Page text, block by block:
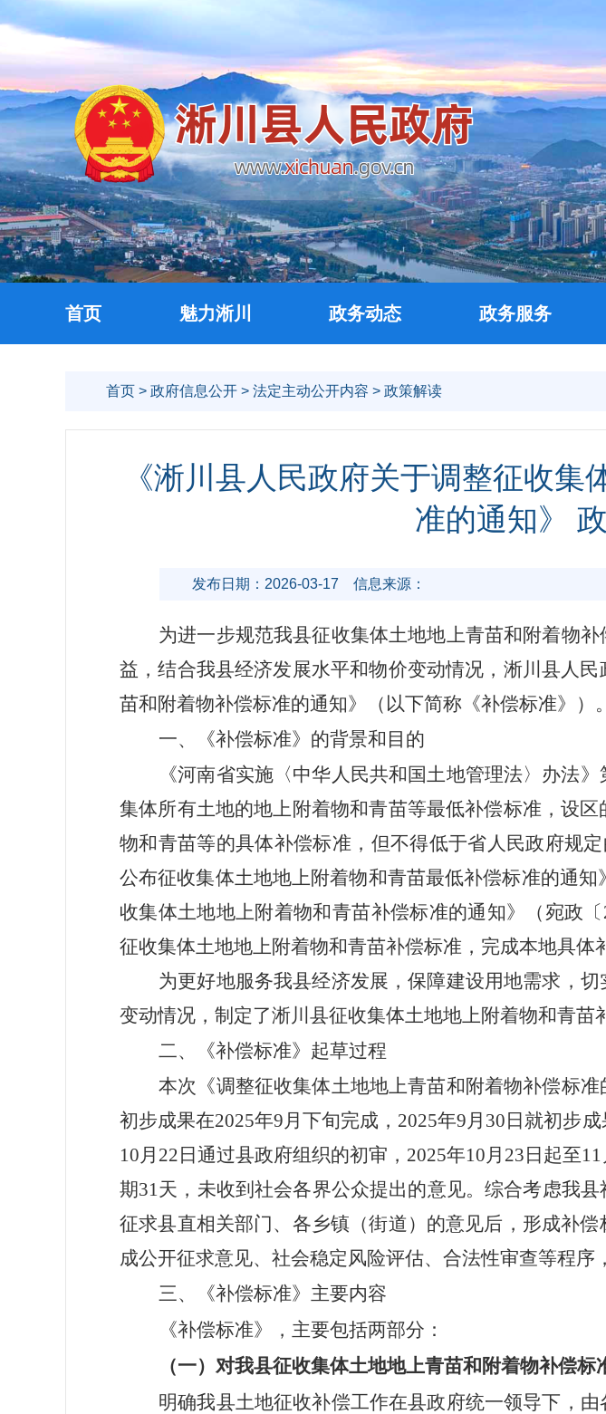
首页 魅力淅川 政务动态 政务服务
首页 > 政府信息公开 > 法定主动公开内容 > 政策解读
《淅川县人民政府关于调整征收
准的通知》
发布日期：2026-03-17 信息来源：
为进一步规范我县征收集体土地地上青苗和附着物
益，结合我县经济发展水平和物价变动情况， 淅川县人民
苗和附着物补偿标准的通知》（以下简称《补偿标准》）
一、 《补偿标准》的背景和目的
《河南省实施〈中华人民共和国土地管理法〉办法
集体所有土地的地上附着物和青苗等最低补偿标准，设
物和青苗等的具体补偿标准，但不得低于省人民政府规定
公布征收集体土地地上附着物和青苗最低补偿标准的通知
收集体土地地上附着物和青苗补偿标准的通知》（宛政〔
征收集体土地地上附着物和青苗补偿标准 ， 完成本地具体
为更好地服务我县经济发展，保障建设用地需求，
变动情况， 制定了淅川县征收集体土地地上附着物和青苗
二、《补偿标准》起草过程
本次《调整征收集体土地地上青苗和附着物补偿标准
初步成果在2025年9月下旬完成， 2025年9月 30 日就初步成
10月 22 日通过县政府组织的初审， 2025年10月23日起至
期31天，未收到社会各界公众提出的意见。综合考虑我县
征求县直相关部门、各乡镇（街道） 的意见后，形成补
成公开征求意见、社会稳定风险评估、合法性审查等程序
三、《补偿标准》主要内容
《补偿标准》
，主要包括两部分：
（一）对我县征收集体土地地上青苗和附着物补偿标
明确我县土地征收补偿工作在县政府统一领导下，由